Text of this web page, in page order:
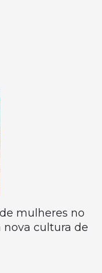
mulheres no
nova cultura de